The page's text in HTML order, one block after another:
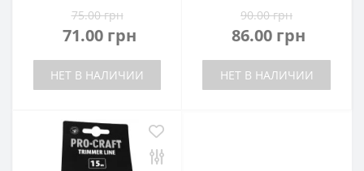
75.00 грн
71.00 грн
НЕТ В НАЛИЧИИ
90.00 грн
86.00 грн
НЕТ В НАЛИЧИИ